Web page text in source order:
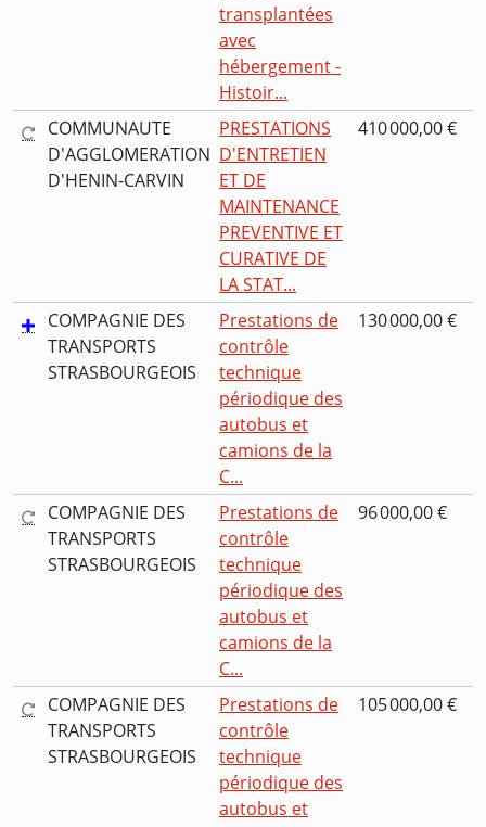
transplantées
avec
hébergement -
Histoir...
COMMUNAUTE
D'AGGLOMERATION
D'HENIN-CARVIN
PRESTATIONS
D'ENTRETIEN
ET DE
MAINTENANCE
PREVENTIVE ET
CURATIVE DE
LA STAT...
410 000,00 €
COMPAGNIE DES
TRANSPORTS
STRASBOURGEOIS
Prestations de
contrôle
technique
périodique des
autobus et
camions de la
C...
130 000,00 €
COMPAGNIE DES
TRANSPORTS
STRASBOURGEOIS
Prestations de
contrôle
technique
périodique des
autobus et
camions de la
C...
96 000,00 €
COMPAGNIE DES
TRANSPORTS
STRASBOURGEOIS
Prestations de
contrôle
technique
périodique des
autobus et
105 000,00 €